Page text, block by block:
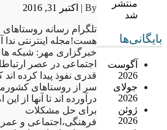
منتشر
شد
بایگانی‌ها
آگوست
2026
جولای
2026
ژوئن
2026
By | اکتبر 31, 2016
تلگرام رسانه روستاهای
هست!مجله اینترنتی ندا
خبرگزاری مهر: شبکه
اجتماعی در عصر
قدری نفوذ پیدا کرده اند
سر از روستاهای
درآورده اند تا آنها از این
برای حل مشکلات
فرهنگی،اجتماعی و